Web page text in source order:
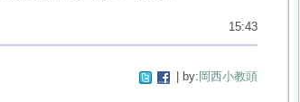
15:43
| by: 岡西小教頭